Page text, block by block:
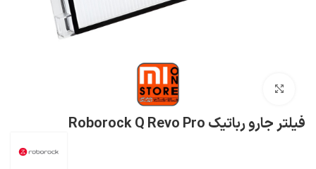
فیلتر جارو رباتیک Roborock Q Revo Pro